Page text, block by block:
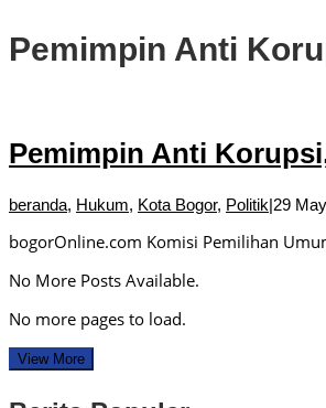
Pemimpin Anti
Pemimpin Anti
beranda, Hukum, Kota Bogor, Politik|29
bogorOnline.com Komisi Pemilihan
No More Posts Available.
No more pages to load.
View More